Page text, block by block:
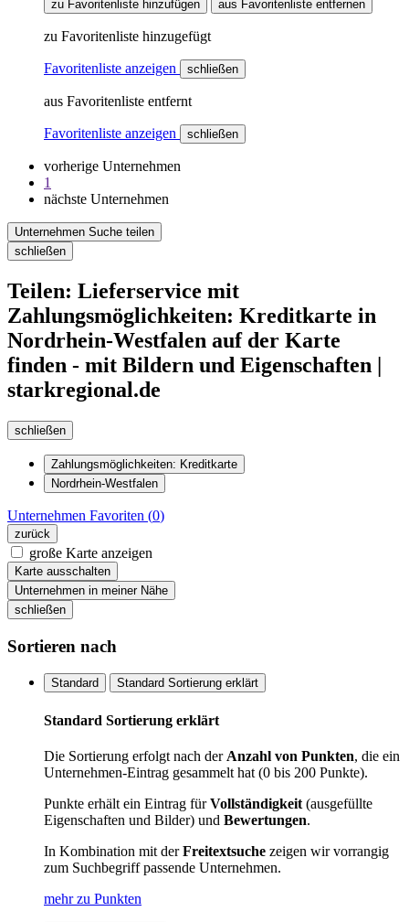
zu Favoritenliste hinzufügen aus Favoritenliste entfernen
zu Favoritenliste hinzugefügt
Favoritenliste anzeigen schließen
aus Favoritenliste entfernt
Favoritenliste anzeigen schließen
vorherige Unternehmen
1
nächste Unternehmen
Unternehmen Suche teilen
schließen
Teilen: Lieferservice mit
Zahlungsmöglichkeiten: Kreditkarte in
Nordrhein-Westfalen auf der Karte
finden - mit Bildern und Eigenschaften |
starkregional.de
schließen
Zahlungsmöglichkeiten: Kreditkarte
Nordrhein-Westfalen
Unternehmen Favoriten (0)
zurück
große Karte anzeigen
Karte ausschalten
Unternehmen in meiner Nähe
schließen
Sortieren nach
Standard Standard Sortierung erklärt
Standard Sortierung erklärt
Die Sortierung erfolgt nach der Anzahl von Punkten, die ein
Unternehmen-Eintrag gesammelt hat (0 bis 200 Punkte).
Punkte erhält ein Eintrag fürVollständigkeit (ausgefüllte
Eigenschaften und Bilder) und Bewertungen.
In Kombination mit derFreitextsuche zeigen wir vorrangig
zum Suchbegriff passende Unternehmen.
mehr zu Punkten